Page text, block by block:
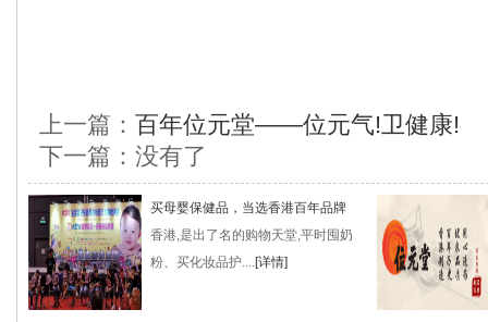
上一篇： 百年位元堂——位元气!卫健康!
下一篇：没有了
买母婴保健品，当选香港百年品牌
香港,是出了名的购物天堂,平时囤奶
粉、买化妆品护....[详情]